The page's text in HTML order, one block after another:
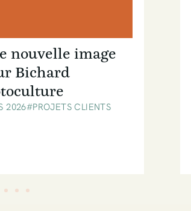
nouvelle image
Bichard
2026#PROJETS CLIENTS